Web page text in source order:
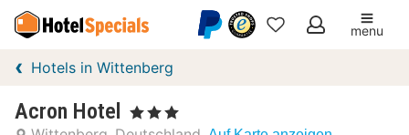
Meine
menu
Hotels in Wittenberg
Acron Hotel , 3 Sterne